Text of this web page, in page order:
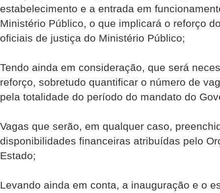
estabelecimento e a entrada em
Ministério Público, o que implicará o reforço
oficiais de justiça do Ministério Público;
Tendo ainda em consideração, que será
reforço, sobretudo quantificar o número de
pela totalidade do período do mandato do
Vagas que serão, em qualquer caso,
disponibilidades financeiras atribuídas pelo
Estado;
Levando ainda em conta, a inauguração e o